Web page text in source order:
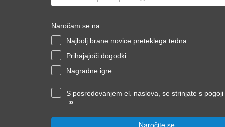
Naročam se na:
Najbolj brane novice preteklega tedna
Prihajajoči dogodki
Nagradne igre
S posredovanjem el. naslova, se strinjate s
»
Naročite se